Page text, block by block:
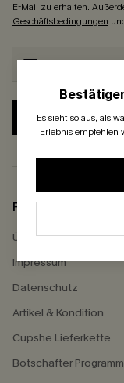
Es sieht so aus, als
Erlebnis empfehlen
E-Mail zu erhalten.
Geschäftsbedingungen
ABONNIEREN
FIRMENINFO
Über Uns
Impressum
Datenschutz
Artikel & Kondition
Cupshe Lieferkette
Botschafter Programm